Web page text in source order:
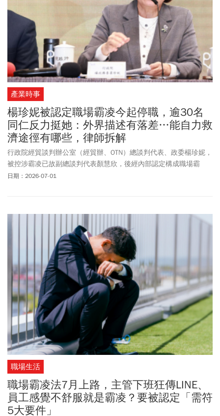
觀看，請看《今周刊》一文整理。
產業時事
楊珍妮被認定職場霸凌今起停職，逾30名
同仁反力挺她：外界描述有落差…能自力救
濟途徑有哪些，律師拆解
行政院經貿談判辦公室（經貿辦、OTN）總談判代表、政委楊珍妮，
被控涉霸凌已故副總談判代表顏慧欣，後經內部認定構成職場霸
凌，行政院長卓榮泰拍板自7月1日起「停止職務」（停職）。總統
們的親身感受有相當落差。然「政務官」是否適用「停職」概念？
本全律師事務所所長詹順貴向《今周刊》分析，關鍵在楊珍妮當年
拔擢為政委時，是否已先辦理退休，這將決定楊能否循《公務人員
保障法》尋求救濟。行政院人事行政總處副人事長張秋元周四
（7/2）說明，公務員如辦理退休後再任政府職務，就會停領退休
金，而楊珍妮之前為常任公務員，在經濟部時已完成退休程序。張
秋元說，因此，當楊珍妮回行政院當政委時即停領退休金，「依法
不會領兩份」。他接著說，此次楊離開政委工作後，依法可和原機
關申請恢復原退休金請領。面對《今周刊》詢問聲明一事，楊珍妮
語氣略顯疲憊，僅簡短回應「謝謝關心，最近比較忙碌」，並表示
關於經貿辦同仁的聲明，她也是從媒體報導才得知。
日期：2026-07-01
職場生活
職場霸凌法7月上路，主管下班狂傳LINE、
員工感覺不舒服就是霸凌？要被認定「需符
5大要件」